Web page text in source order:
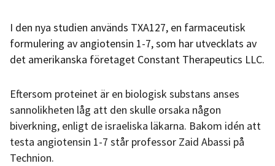
I den nya studien används TXA127, en farmaceutisk
formulering av angiotensin 1-7, som har utvecklats av
det amerikanska företaget Constant Therapeutics LLC.
Eftersom proteinet är en biologisk substans anses
sannolikheten låg att den skulle orsaka någon
biverkning, enligt de israeliska läkarna. Bakom idén att
testa angiotensin 1-7 står professor Zaid Abassi på
Technion.